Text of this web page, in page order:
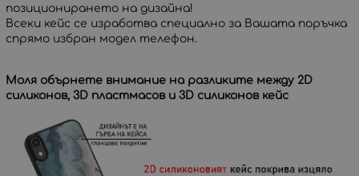
позиционирането на дизайна!
Всеки кейс се изработва специално за Вашата поръчка
спрямо избран модел телефон.
Моля обърнете внимание на разликите между 2D
силиконов, 3D пластмасов и 3D силиконов кейс